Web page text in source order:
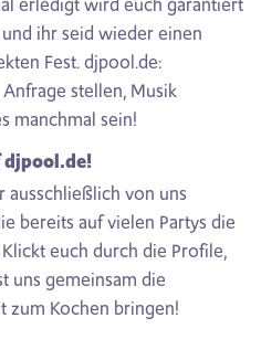
ihr seid wieder einen
Fest. djpool.de:
stellen, Musik
manchmal sein!
djpool.de!
von uns
bereits auf vielen Partys die
euch durch die Profile,
uns gemeinsam die
zum Kochen bringen!